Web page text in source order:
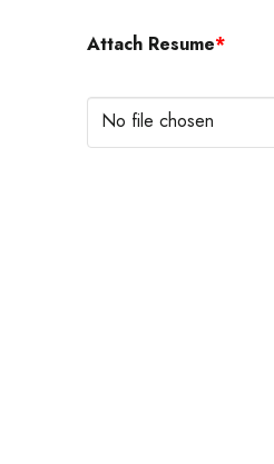
Attach Resume*
No file chosen